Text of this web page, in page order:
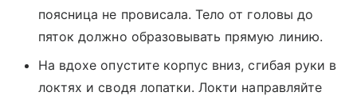
поясница не провисала. Тело от головы до
пяток должно образовывать прямую линию.
На вдохе опустите корпус вниз, сгибая руки в
локтях и сводя лопатки. Локти направляйте